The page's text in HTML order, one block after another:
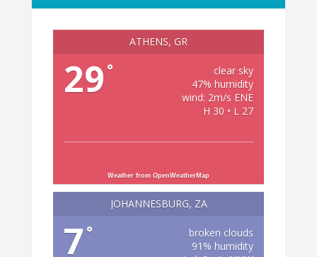
ATHENS, GR
29 °
clear sky
47% humidity
wind: 2m/s ENE
H 30 • L 27
Weather from OpenWeatherMap
JOHANNESBURG, ZA
7 °
broken clouds
91% humidity